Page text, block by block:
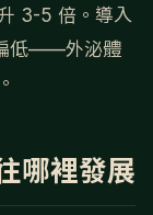
3-5 倍。導入
低——外泌體
哪裡發展